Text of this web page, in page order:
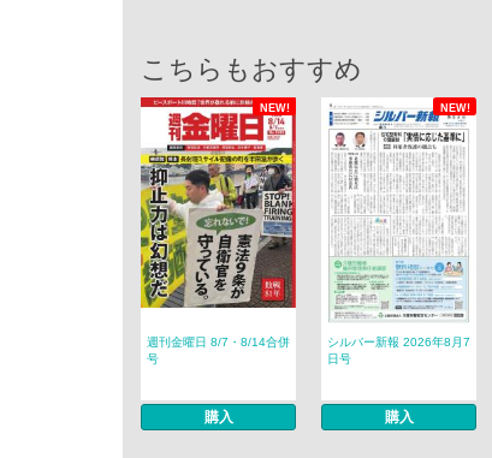
こちらもおすすめ
NEW! NEW!
週刊金曜日 8/7・8/14合併
号
購入
シルバー新報 2026年8月7
日号
購入